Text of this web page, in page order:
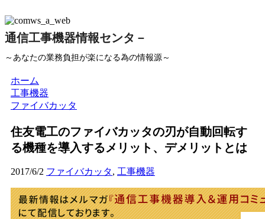
通信工事機器情報センタ－
～あなたの業務負担が楽になる為の情報源～
ホーム
工事機器
ファイバカッタ
住友電工のファイバカッタの刃が自動回転す
る機種を導入するメリット、デメリットとは
2017/6/2 ファイバカッタ, 工事機器